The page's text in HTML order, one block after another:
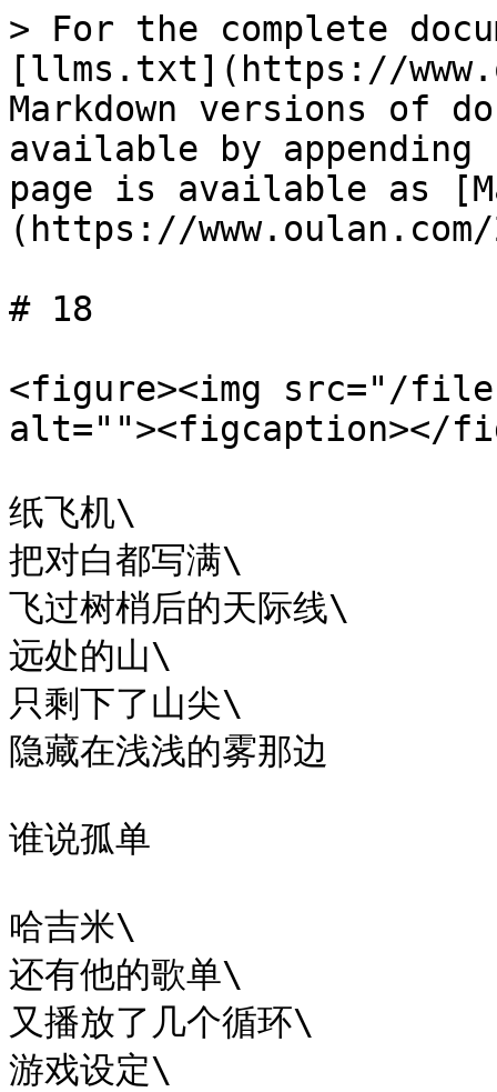
> For the complete
[llms.txt](https://
Markdown versions of
available by
page is available as
(https://
# 18
<figure><img src="/
alt=""><figcaption></
纸飞机\
把对白都写满\
飞过树梢后的天际线\
远处的山\
只剩下了山尖\
隐藏在浅浅的雾那边
谁说孤单
哈吉米\
还有他的歌单\
又播放了几个循环\
游戏设定\